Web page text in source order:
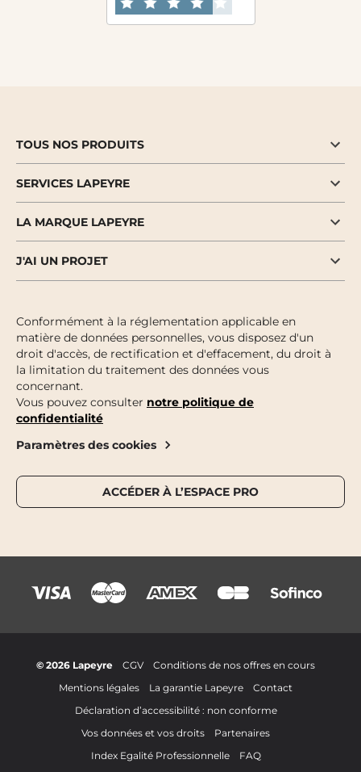
TOUS NOS PRODUITS
SERVICES LAPEYRE
LA MARQUE LAPEYRE
J'AI UN PROJET
Conformément à la réglementation applicable en
matière de données personnelles, vous disposez d'un
droit d'accès, de rectification et d'effacement, du droit à
la limitation du traitement des données vous
concernant.
Vous pouvez consulter notre politique de
confidentialité
Paramètres des cookies
ACCÉDER À L’ESPACE PRO
© 2026 Lapeyre CGV
Conditions de nos offres en cours
Mentions légales
La garantie Lapeyre
Contact
Déclaration d’accessibilité : non conforme
Vos données et vos droits
Partenaires
Index Egalité Professionnelle
FAQ